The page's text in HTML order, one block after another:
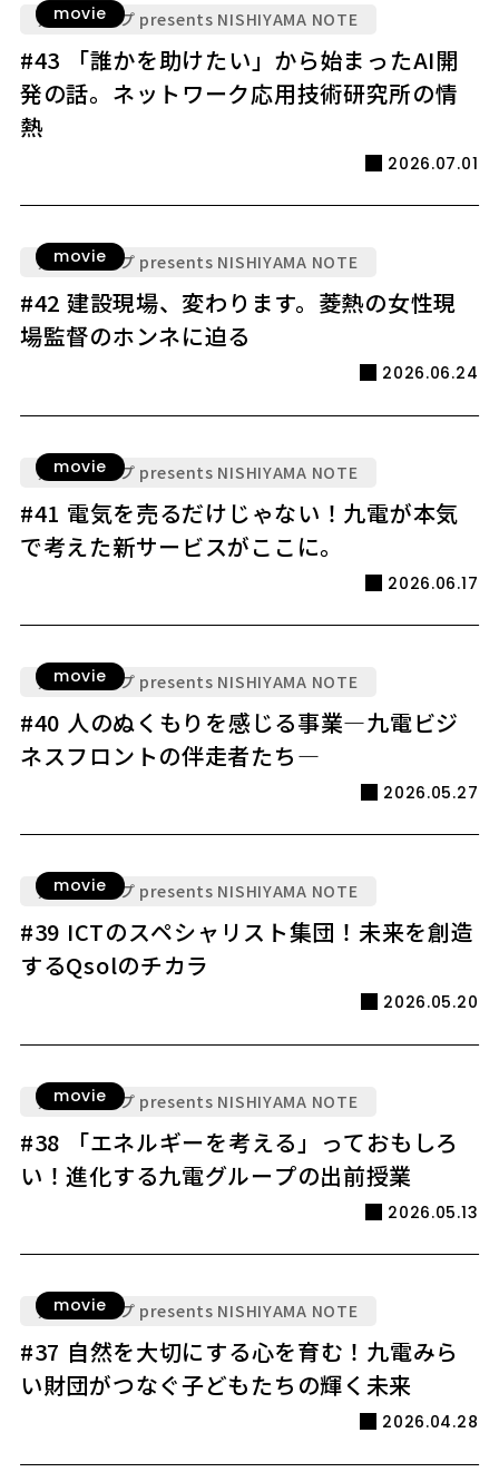
movie
九電グループ presents NISHIYAMA NOTE
#43 「誰かを助けたい」から始まったAI開
発の話。ネットワーク応用技術研究所の情
熱
2026.07.01
movie
九電グループ presents NISHIYAMA NOTE
#42 建設現場、変わります。菱熱の女性現
場監督のホンネに迫る
2026.06.24
movie
九電グループ presents NISHIYAMA NOTE
#41 電気を売るだけじゃない！九電が本気
で考えた新サービスがここに。
2026.06.17
movie
九電グループ presents NISHIYAMA NOTE
#40 人のぬくもりを感じる事業―九電ビジ
ネスフロントの伴走者たち―
2026.05.27
movie
九電グループ presents NISHIYAMA NOTE
#39 ICTのスペシャリスト集団！未来を創造
するQsolのチカラ
2026.05.20
movie
九電グループ presents NISHIYAMA NOTE
#38 「エネルギーを考える」っておもしろ
い！進化する九電グループの出前授業
2026.05.13
movie
九電グループ presents NISHIYAMA NOTE
#37 自然を大切にする心を育む！九電みら
い財団がつなぐ子どもたちの輝く未来
2026.04.28